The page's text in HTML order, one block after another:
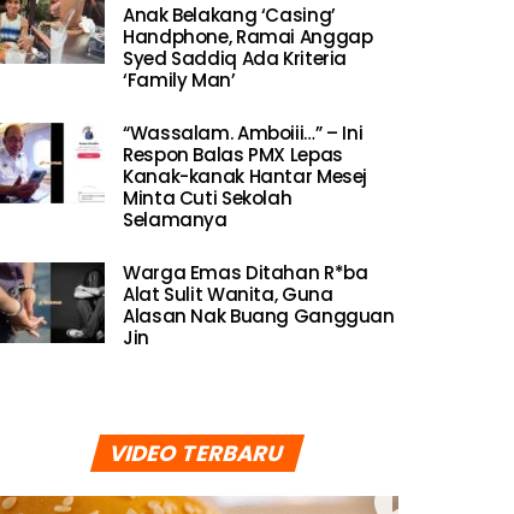
Anak Belakang ‘Casing’
Handphone, Ramai Anggap
Syed Saddiq Ada Kriteria
‘Family Man’
“Wassalam. Amboiii…” – Ini
Respon Balas PMX Lepas
Kanak-kanak Hantar Mesej
Minta Cuti Sekolah
Selamanya
Warga Emas Ditahan R*ba
Alat Sulit Wanita, Guna
Alasan Nak Buang Gangguan
Jin
VIDEO TERBARU